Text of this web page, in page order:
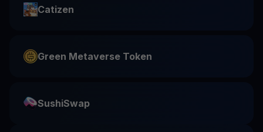
Catizen
Green Metaverse Token
SushiSwap